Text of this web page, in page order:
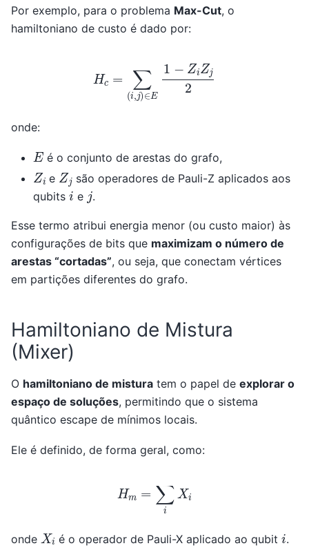
Por exemplo, para o problema Max-Cut, o
hamiltoniano de custo é dado por:
E ZiZj2
onde:
E é o conjunto de arestas do grafo,
Zi e Zj são operadores de Pauli-Z aplicados aos
qubits i e j.
Esse termo atribui energia menor (ou custo maior) às
configurações de bits que maximizam o número de
arestas “cortadas”, ou seja, que conectam vértices
em partições diferentes do grafo.
Hamiltoniano de Mistura
(Mixer)
O hamiltoniano de mistura tem o papel de explorar o
espaço de soluções, permitindo que o sistema
quântico escape de mínimos locais.
Ele é definido, de forma geral, como:
H =∑ iX i
onde Xi é o operador de Pauli-X aplicado ao qubiti.